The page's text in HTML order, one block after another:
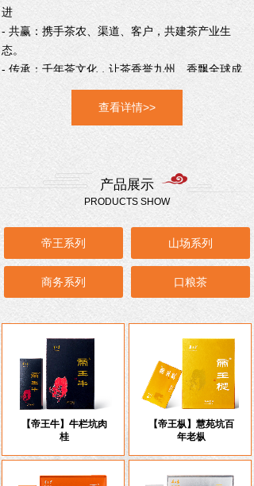
进
- 共赢：携手茶农、渠道、客户，共建茶产业生
态。
- 传承：千年茶文化，让茶香誉九州、香飘全球成
就百年传世茶企。
查看详情>>
山场系列
产品展示
PRODUCTS SHOW
帝王系列
商务系列
【帝王牛】牛栏坑肉
桂
【帝王枞】慧苑坑百
年老枞
口粮茶